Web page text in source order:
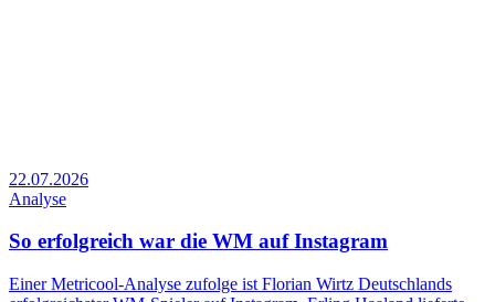
22.07.2026
Analyse
So erfolgreich war die WM auf Instagram
Einer Metricool-Analyse zufolge ist Florian Wirtz Deutschlands